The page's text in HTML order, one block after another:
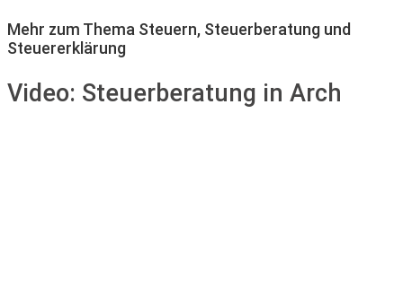
Mehr zum Thema Steuern, Steuerberatung und
Steuererklärung
Video: Steuerberatung in Arch